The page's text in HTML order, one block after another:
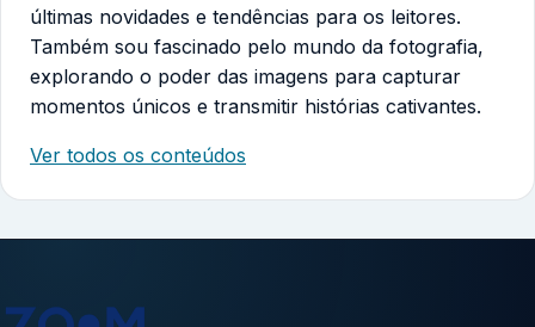
últimas novidades e tendências para os leitores.
Também sou fascinado pelo mundo da fotografia,
explorando o poder das imagens para capturar
momentos únicos e transmitir histórias cativantes.
Ver todos os conteúdos